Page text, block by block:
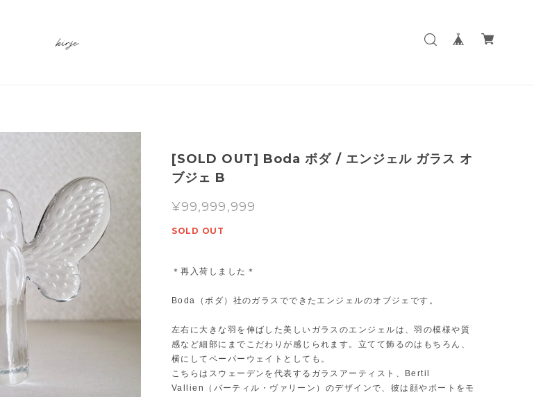
[SOLD OUT] Boda ボダ / エンジェル ガラス オ
ブジェ B
¥99,999,999
SOLD OUT
＊再入荷しました＊
Boda（ボダ）社のガラスでできたエンジェルのオブジェです。
左右に大きな羽を伸ばした美しいガラスのエンジェルは、羽の模様や質
感など細部にまでこだわりが感じられます。立てて飾るのはもちろん、
横にしてペーパーウェイトとしても。
こちらはスウェーデンを代表するガラスアーティスト、Bertil
Vallien（バーティル・ヴァリーン）のデザインで、彼は顔やボートをモ